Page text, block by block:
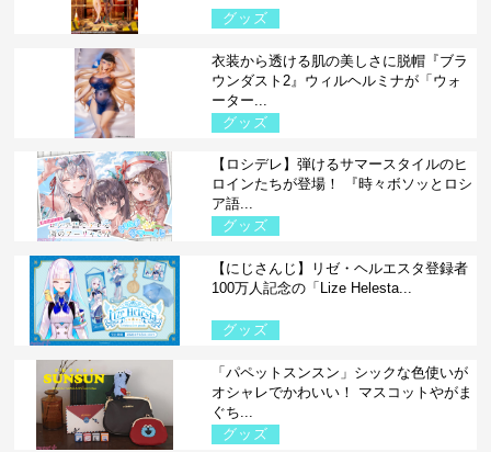
グッズ
衣装から透ける肌の美しさに脱帽『ブラ
ウンダスト2』ウィルヘルミナが「ウォ
ーター...
グッズ
【ロシデレ】弾けるサマースタイルのヒ
ロインたちが登場！ 『時々ボソッとロシ
ア語...
グッズ
【にじさんじ】リゼ・ヘルエスタ登録者
100万人記念の「Lize Helesta...
グッズ
「パペットスンスン」シックな色使いが
オシャレでかわいい！ マスコットやがま
ぐち...
グッズ